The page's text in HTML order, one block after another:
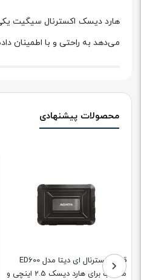
هارد دیسک اکسترنال سیگیت
می‌دهد به راحتی و با اطمینان
محصولات پیشنهادی
قاب اکسترنال ای دیتا مدل ED600
مناسب برای هارد دیسک 2.5 اینچی و